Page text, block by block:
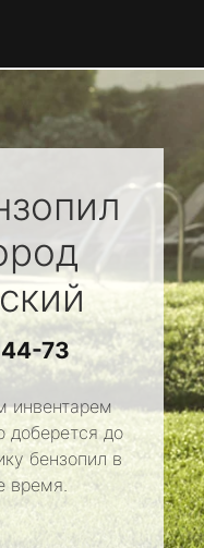
73
инвентарем
доберется до
бензопил в
время.